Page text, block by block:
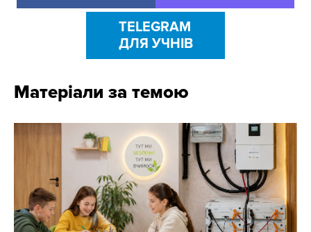
TELEGRAM
ДЛЯ УЧНІВ
Матеріали за темою